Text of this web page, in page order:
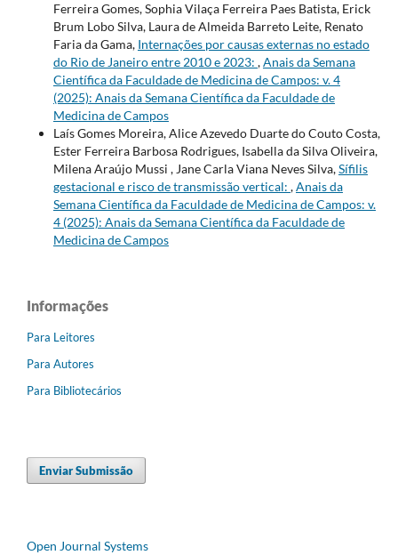
Ferreira Gomes, Sophia Vilaça Ferreira Paes Batista, Erick
Brum Lobo Silva, Laura de Almeida Barreto Leite, Renato
Faria da Gama, Internações por causas externas no estado
do Rio de Janeiro entre 2010 e 2023: ,Anais da Semana
Científica da Faculdade de Medicina de Campos: v. 4
(2025): Anais da Semana Científica da Faculdade de
Medicina de Campos
Laís Gomes Moreira, Alice Azevedo Duarte do Couto Costa,
Ester Ferreira Barbosa Rodrigues, Isabella da Silva Oliveira,
Milena Araújo Mussi , Jane Carla Viana Neves Silva,Sífilis
gestacional e risco de transmissão vertical: ,Anais da
Semana Científica da Faculdade de Medicina de Campos: v.
4 (2025): Anais da Semana Científica da Faculdade de
Medicina de Campos
Informações
Para Leitores
Para Autores
Para Bibliotecários
Enviar Submissão
Open Journal Systems